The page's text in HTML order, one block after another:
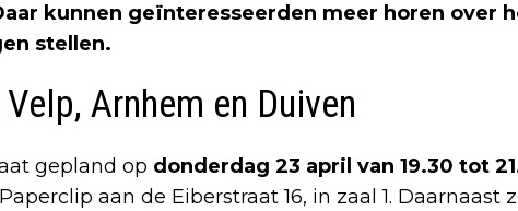
kunnen geïnteresseerden meer horen over
stellen.
Arnhem en Duiven
gepland op donderdag 23 april van 19.30 tot
aan de Eiberstraat 16, in zaal 1. Daarnaast